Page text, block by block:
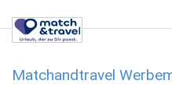
Matchandtravel